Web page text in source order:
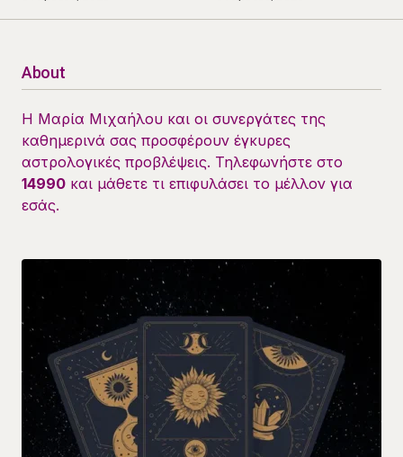
About
Η Μαρία Μιχαήλου και οι συνεργάτες της
καθημερινά σας προσφέρουν έγκυρες
αστρολογικές προβλέψεις. Τηλεφωνήστε στο
14990 και μάθετε τι επιφυλάσει το μέλλον για
εσάς.